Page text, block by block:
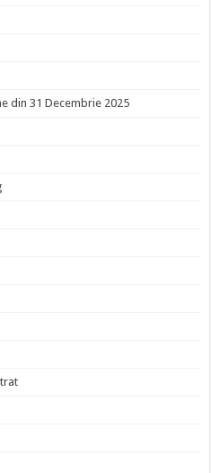
din 31 Decembrie 2025